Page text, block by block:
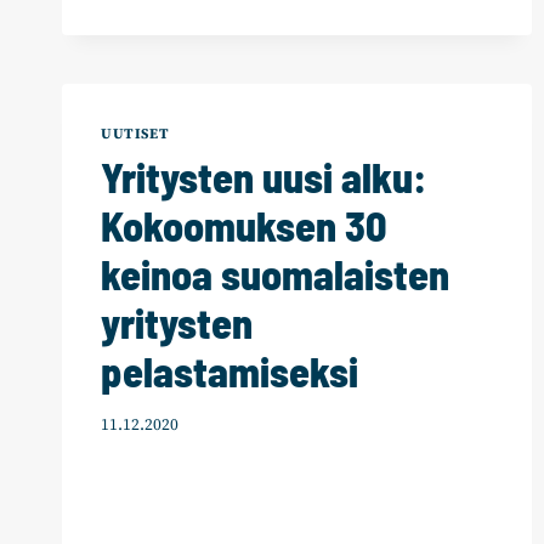
UUTISET
Yritysten uusi alku:
Kokoomuksen 30
keinoa suomalaisten
yritysten
pelastamiseksi
11.12.2020